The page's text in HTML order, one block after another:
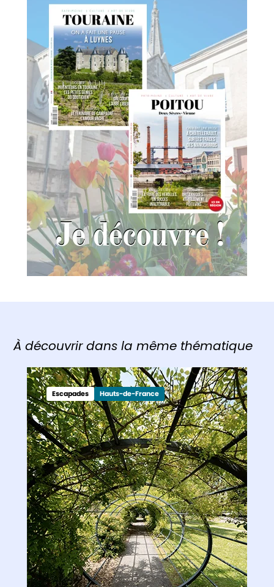
À découvrir dans la même thématique
Escapades Hauts-de-France